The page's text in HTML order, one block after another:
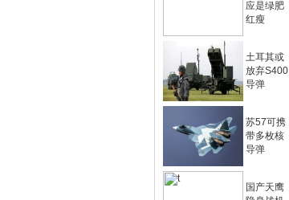
应是绿肥
红瘦
土耳其或
放弃S400
导弹
苏57可携
带多枚核
导弹
国产天鹰